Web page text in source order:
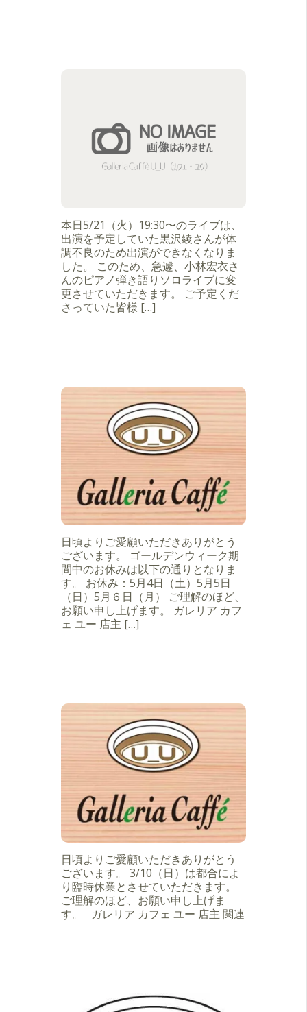
本日5/21（火）19:30〜のライブは、
出演を予定していた黒沢綾さんが体
調不良のため出演ができなくなりま
した。 このため、急遽、小林宏衣さ
んのピアノ弾き語りソロライブに変
更させていただきます。 ご予定くだ
さっていた皆様 […]
日頃よりご愛顧いただきありがとう
ございます。 ゴールデンウィーク期
間中のお休みは以下の通りとなりま
す。 お休み：5月4日（土）5月5日
（日）5月６日（月） ご理解のほど、
お願い申し上げます。 ガレリア カフ
ェ ユー 店主 […]
日頃よりご愛顧いただきありがとう
ございます。 3/10（日）は都合によ
り臨時休業とさせていただきます。
ご理解のほど、お願い申し上げま
す。 ガレリア カフェ ユー 店主 関連